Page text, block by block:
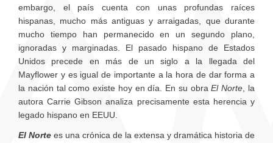
embargo, el país cuenta con unas profundas raíces
hispanas, mucho más antiguas y arraigadas, que durante
mucho tiempo han permanecido en un segundo plano,
ignoradas y marginadas. El pasado hispano de Estados
Unidos precede en más de un siglo a la llegada del
Mayflower y es igual de importante a la hora de dar forma a
la nación tal como existe hoy en día. En su obraEl Norte, la
autoraCarrie Gibson analiza precisamente esta herencia y
legado hispano en EEUU.
El Norte es una crónica de la extensa y dramática historia de